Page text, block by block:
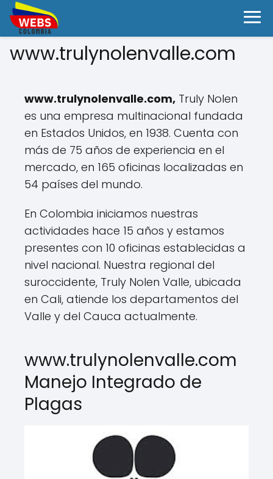
www.trulynolenvalle.com
www.trulynolenvalle.com, Truly Nolen
es una empresa multinacional fundada
en Estados Unidos, en 1938. Cuenta con
más de 75 años de experiencia en el
mercado, en 165 oficinas localizadas en
54 países del mundo.
En Colombia iniciamos nuestras
actividades hace 15 años y estamos
presentes con 10 oficinas establecidas a
nivel nacional. Nuestra regional del
suroccidente, Truly Nolen Valle, ubicada
en Cali, atiende los departamentos del
Valle y del Cauca actualmente.
www.trulynolenvalle.com
Manejo Integrado de
Plagas